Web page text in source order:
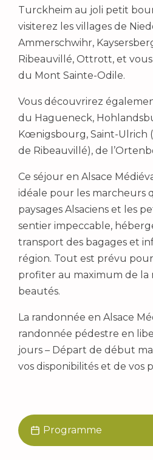
Turckheim au joli petit
visiterez les villages de
Ammerschwihr,
Ribeauvillé, Ottrott, et
du Mont Sainte-Odile.
Vous découvrirez
du Hagueneck,
Kœnigsbourg, Saint-Ulrich
de Ribeauvillé), de
Ce séjour en Alsace
idéale pour les marcheurs
paysages Alsaciens et les
sentier impeccable,
transport des bagages et
région. Tout est prévu
profiter au maximum de la
beautés.
La randonnée en Alsace
randonnée pédestre en
jours – Départ de début
vos disponibilités et de vos
Programme